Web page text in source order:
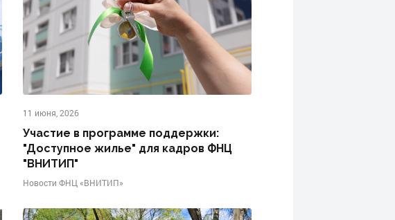
11 июня, 2026
Участие в программе поддержки:
"Доступное жилье" для кадров ФНЦ
"ВНИТИП"
Новости ФНЦ «ВНИТИП»